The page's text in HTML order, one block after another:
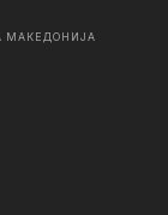
МАКЕДОНИЈА